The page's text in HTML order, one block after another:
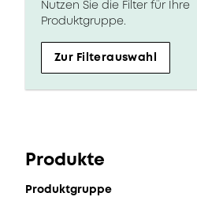
Nutzen Sie die Filter für Ihre
Produktgruppe.
Zur Filterauswahl
Produkte
Produktgruppe